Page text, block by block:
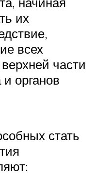
их
всех
части
и органов
стать